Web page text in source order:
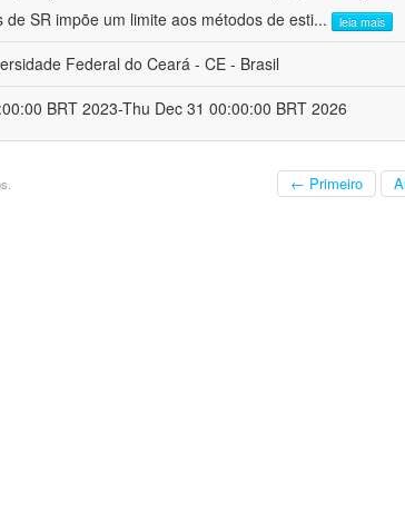
SR impõe um limite aos métodos de esti... leia mais
Federal do Ceará - CE - Brasil
BRT 2023-Thu Dec 31 00:00:00 BRT 2026
← Primeiro